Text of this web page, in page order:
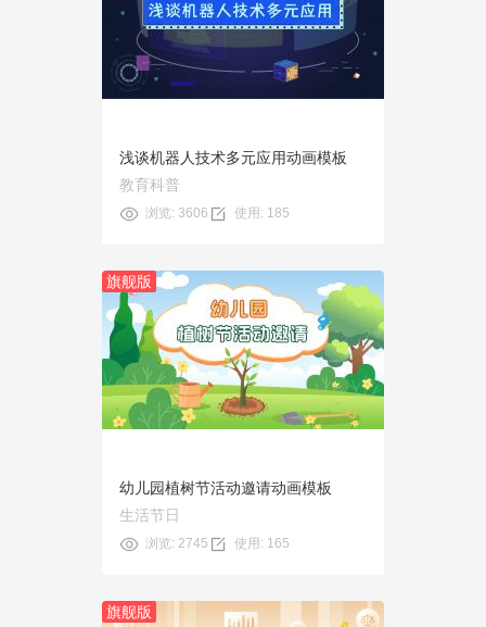
预览
浅谈机器人技术多元应用动画模板
教育科普
浏览: 3606 使用: 185
旗舰版
预览
使用
幼儿园植树节活动邀请动画模板
生活节日
浏览: 2745 使用: 165
旗舰版